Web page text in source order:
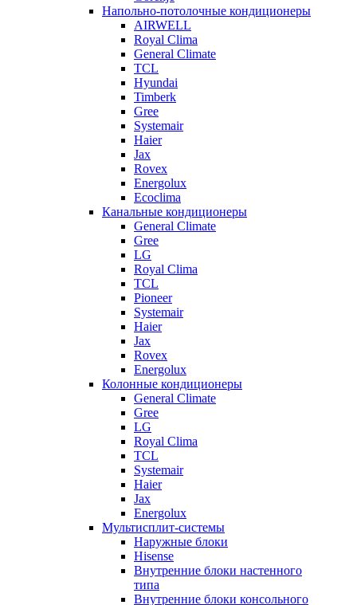
Напольно-потолочные кондиционеры
AIRWELL
Royal Clima
General Climate
TCL
Hyundai
Timberk
Gree
Systemair
Haier
Jax
Rovex
Energolux
Ecoclima
Канальные кондиционеры
General Climate
Gree
LG
Royal Clima
TCL
Pioneer
Systemair
Haier
Jax
Rovex
Energolux
Колонные кондиционеры
General Climate
Gree
LG
Royal Clima
TCL
Systemair
Haier
Jax
Energolux
Мультисплит-системы
Наружные блоки
Hisense
Внутренние блоки настенного
типа
Внутренние блоки консольного